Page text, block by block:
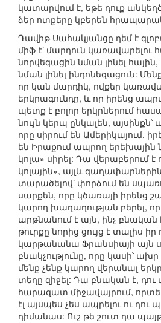
կատարվում է, եթե դուք անկեղծ
ձեր ոտքերը կբերեն
Դավիթ Սահակյանցը դեմ է
միֆ է՝ մարդուն կառավարելու
նորվեգացին նման լինել
նման լինել ինդոնեզացուն:
որ կան մարդիկ, ովքեր
երկրագունդը, և որ իրենց
պետք է բոլոր երկրներում
նույն կերպ ընկալեն, այսինքն՝
որը սիրում են Ամերիկայում,
են Իրաքում ապրող երեխային
կոլա» սիրել: Դա վերաբերում է
կոլային», այլև
տարածելով՝ փորձում են
սարքեն, որը կծառայի իրենց
կարող խաղաղության բերել,
արթնանում է այն, ինչ բնական
թուրքը նորից ցույց է տալիս իր
կարթանանա Ֆրանսիայի այն
բնակչությունը, որը կասի՝
մենք չենք կարող վերանալ
տեղը զիջել: Դա բնական է, դու
հարազատ միջավայրում,
էլ այսպես չես ապրելու ու դու
դիմանաս: Ուշ թե շուտ դա